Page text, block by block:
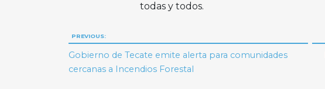
todas y todos.
Navegación
de
PREVIOUS:
Gobierno de Tecate emite alerta para comunidades
cercanas a Incendios Forestal